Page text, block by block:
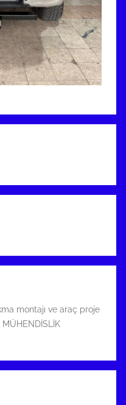
montajı ve araç proje